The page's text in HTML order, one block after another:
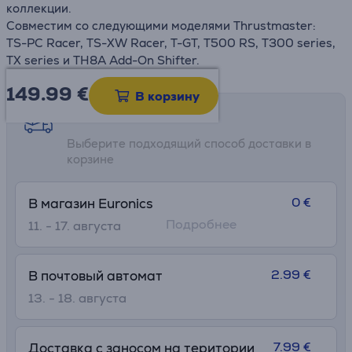
коллекции.
Совместим со следующими моделями Thrustmaster:
TS-PC Racer, TS-XW Racer, T-GT, T500 RS, T300 series,
TX series и TH8A Add-On Shifter.
149.99 € В корзину
Возможности доставки
Выберите подходящий способ доставки в
корзине
В магазин Euronics
11. - 17. августа
0 €
Подробнее
В почтовый автомат
13. - 18. августа
2.99 €
Доставка с заносом на територии 7.99 €